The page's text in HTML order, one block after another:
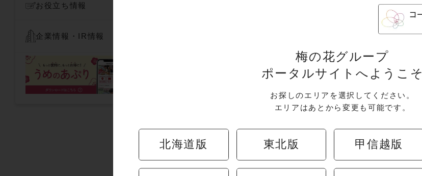
お役立ち情報
企業情報・IR情報
梅の花グループ
ポータルサイトへようこそ
お探しのエリアを選択してください。
エリアはあとから変更も可能です。
北海道版 東北版 甲信越版